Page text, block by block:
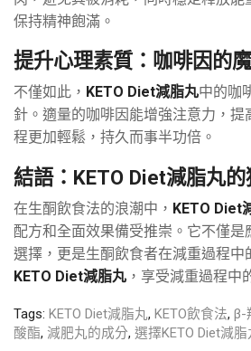
保持精神飽滿。
提升心理素質：咖啡因的
不僅如此， KETO Diet減脂丸中的咖
針。適量的咖啡因能增強注意力，提
程更加輕鬆，持久而事半功倍。
結語：KETO Diet減脂丸
在生酮飲食法的浪潮中， KETO Diet
配方和全面效果備受推崇。它不僅是
選擇，更是生酮飲食者在減重過程中
KETO Diet減脂丸 ，享受減重過程中
Tags: KETO Diet減脂丸, KETO飲食法, β-
酸酯, 減肥丸的成分, 選擇KETO Diet減脂